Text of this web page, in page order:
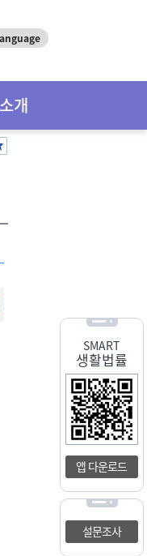
개
SMART
생활법률
앱 다운로드
설문조사